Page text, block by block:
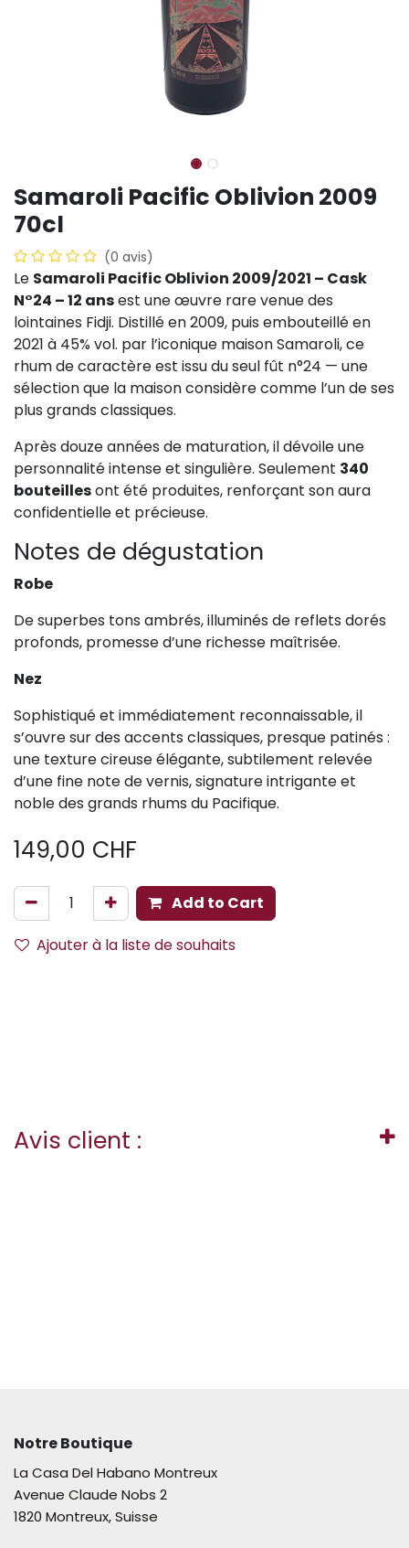
Samaroli Pacific Oblivion 2009
70cl
(0 avis)
Le Samaroli Pacific Oblivion 2009/2021 – Cask
N°24 – 12 ansest une œuvre rare venue des
lointaines Fidji. Distillé en 2009, puis embouteillé en
2021 à 45% vol. par l’iconique maison Samaroli, ce
rhum de caractère est issu du seul fût n°24 — une
sélection que la maison considère comme l’un de ses
plus grands classiques.
Après douze années de maturation, il dévoile une
personnalité intense et singulière. Seulement 340
bouteillesont été produites, renforçant son aura
confidentielle et précieuse.
Notes de dégustation
Robe
De superbes tons ambrés, illuminés de reflets dorés
profonds, promesse d’une richesse maîtrisée.
Nez
Sophistiqué et immédiatement reconnaissable, il
s’ouvre sur des accents classiques, presque patinés :
une texture cireuse élégante, subtilement relevée
d’une fine note de vernis, signature intrigante et
noble des grands rhums du Pacifique.
149,00 CHF
Add to Cart
Ajouter à la liste de souhaits
Avis client :
Notre Boutique
La Casa Del Habano Montreux
Avenue Claude Nobs 2
1820 Montreux, Suisse